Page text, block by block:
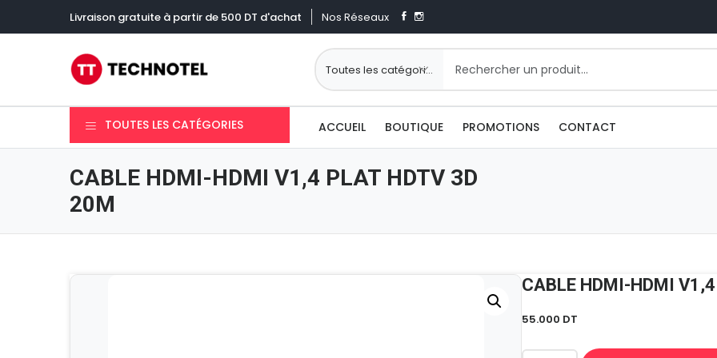
Livraison gratuite à partir de 500 DT d'achat Nos Réseaux
TOUTES LES CATÉGORIES ACCUEIL BOUTIQUE PROMOTIONS CONTACT
CABLE HDMI-HDMI V1,4 PLAT HDTV 3D
20M
CABLE HDMI-HDMI
55.000 DT